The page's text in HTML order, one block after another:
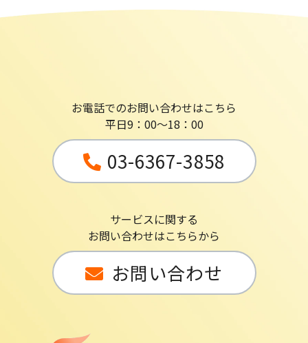
お電話でのお問い合わせはこちら
平日9：00～18：00
03-6367-3858
サービスに関する
お問い合わせはこちらから
お問い合わせ